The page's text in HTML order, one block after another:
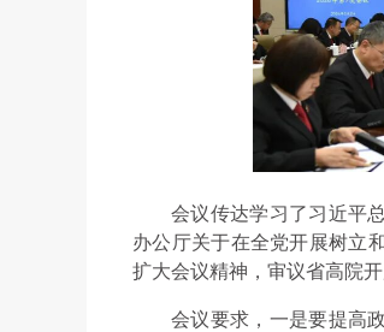
会议传达学习了习近平
办公厅关于在全党开展树立
扩大会议精神，审议省高院
会议要求，一是要提高